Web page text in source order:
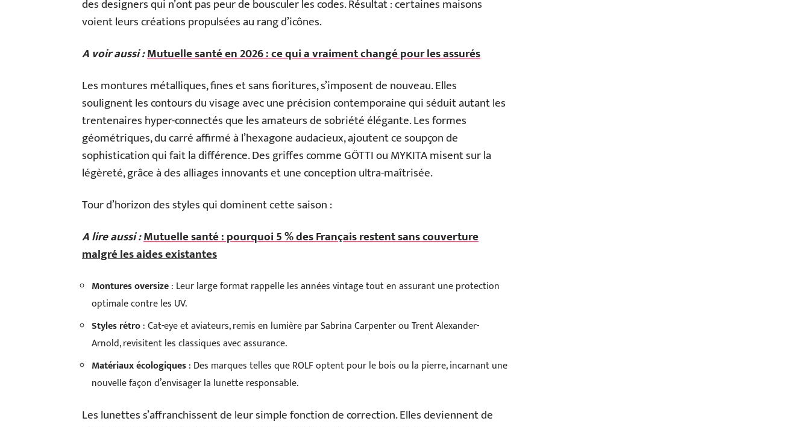
des designers qui n’ont pas peur de bousculer les codes. Résultat : certaines maisons
voient leurs créations propulsées au rang d’icônes.
A voir aussi :Mutuelle santé en 2026 : ce qui a vraiment changé pour les assurés
Les montures métalliques, fines et sans fioritures, s’imposent de nouveau. Elles
soulignent les contours du visage avec une précision contemporaine qui séduit autant les
trentenaires hyper-connectés que les amateurs de sobriété élégante. Les formes
géométriques, du carré affirmé à l’hexagone audacieux, ajoutent ce soupçon de
sophistication qui fait la différence. Des griffes comme GÖTTI ou MYKITA misent sur la
légèreté, grâce à des alliages innovants et une conception ultra-maîtrisée.
Tour d’horizon des styles qui dominent cette saison :
A lire aussi :Mutuelle santé : pourquoi 5 % des Français restent sans couverture
malgré les aides existantes
Montures oversize: Leur large format rappelle les années vintage tout en assurant une protection
optimale contre les UV.
Styles rétro: Cat-eye et aviateurs, remis en lumière par Sabrina Carpenter ou Trent Alexander-
Arnold, revisitent les classiques avec assurance.
Matériaux écologiques: Des marques telles que ROLF optent pour le bois ou la pierre, incarnant une
nouvelle façon d’envisager la lunette responsable.
Les lunettes s’affranchissent de leur simple fonction de correction. Elles deviennent de